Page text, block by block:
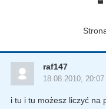
raf147
18.08.2010, 20:07
i tu i tu możesz liczyć na